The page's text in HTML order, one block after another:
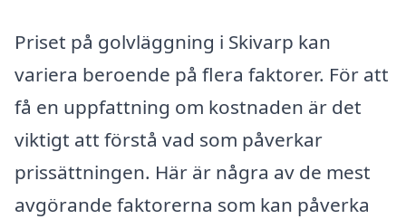
Priset på golvläggning i Skivarp kan
variera beroende på flera faktorer. För att
få en uppfattning om kostnaden är det
viktigt att förstå vad som påverkar
prissättningen. Här är några av de mest
avgörande faktorerna som kan påverka